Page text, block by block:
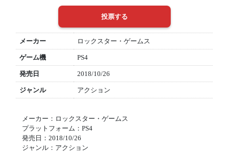
メーカー ロックスター・ゲームス
ゲーム機 PS4
発売日 2018/10/26
ジャンル アクション
メーカー：ロックスター・ゲームス
プラットフォーム：PS4
発売日：2018/10/26
ジャンル：アクション